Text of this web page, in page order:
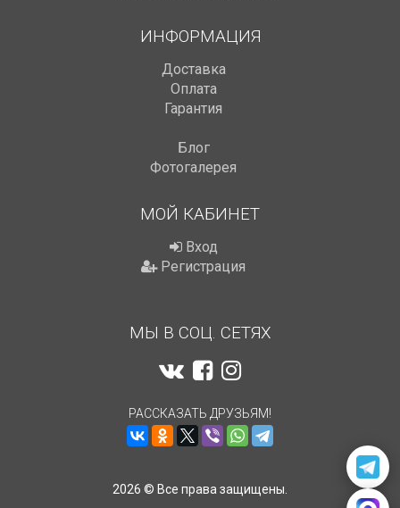
ИНФОРМАЦИЯ
Доставка
Оплата
Гарантия
Блог
Фотогалерея
МОЙ КАБИНЕТ
Вход
Регистрация
МЫ В СОЦ. СЕТЯХ
РАССКАЗАТЬ ДРУЗЬЯМ!
2026 © Все права защищены.